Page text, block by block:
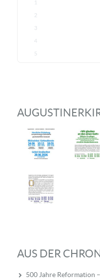
1
2
3
4
5
AUS DER
500 Jahre Reformation